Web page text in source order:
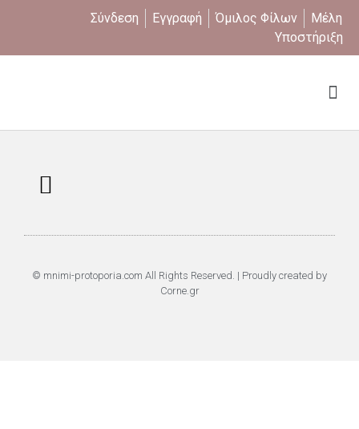
Σύνδεση Εγγραφή Όμιλος Φίλων
Μέλη
Υποστήριξη
© mnimi-protoporia.com All Rights Reserved. | Proudly created by
Corne.gr